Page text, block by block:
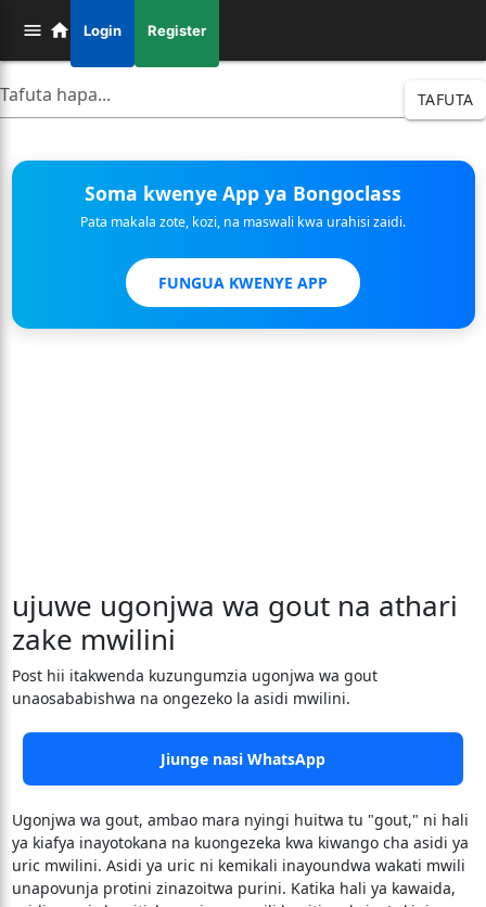
Login Register
TAFUTA
Soma kwenye App ya Bongoclass
Pata makala zote, kozi, na maswali kwa urahisi zaidi.
FUNGUA KWENYE APP
ujuwe ugonjwa wa gout na athari
zake mwilini
Post hii itakwenda kuzungumzia ugonjwa wa gout
unaosababishwa na ongezeko la asidi mwilini.
Jiunge nasi WhatsApp
Ugonjwa wa gout, ambao mara nyingi huitwa tu "gout," ni hali
ya kiafya inayotokana na kuongezeka kwa kiwango cha asidi ya
uric mwilini. Asidi ya uric ni kemikali inayoundwa wakati mwili
unapovunja protini zinazoitwa purini. Katika hali ya kawaida,